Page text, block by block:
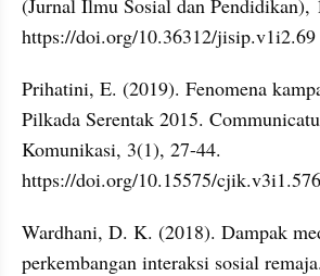
(Jurnal Ilmu Sosial dan Pendidikan),
https://doi.org/10.36312/jisip.v1i2.69
Prihatini, E. (2019). Fenomena
Pilkada Serentak 2015.
Komunikasi, 3(1), 27-44.
https://doi.org/10.15575/
Wardhani, D. K. (2018). Dampak
perkembangan interaksi sosial